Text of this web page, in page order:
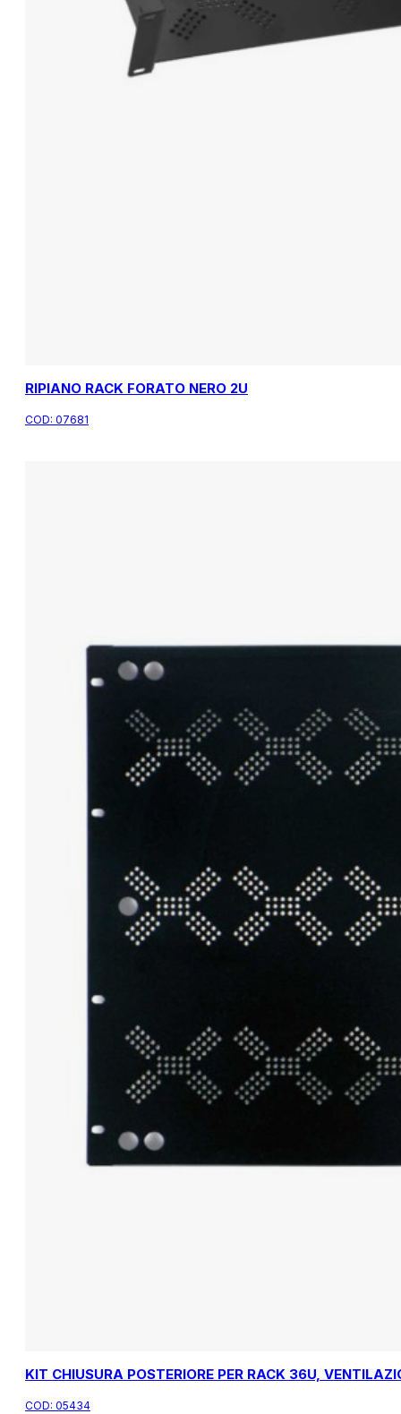
RIPIANO RACK FORATO NERO 2U
COD: 07681
KIT CHIUSURA POSTERIORE PER RACK 36U,
COD: 05434